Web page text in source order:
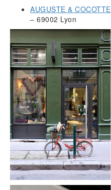
AUGUSTE & COCOTTE
– 69002 Lyon